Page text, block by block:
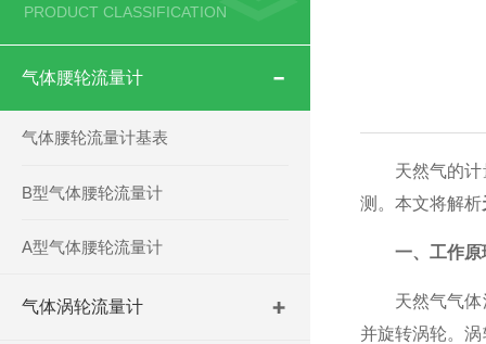
PRODUCT CLASSIFICATION
气体腰轮流量计
气体腰轮流量计基表
B型气体腰轮流量计
A型气体腰轮流量计
气体涡轮流量计
天然气的计量
测。本文将解析
一、工作原
天然气气体涡
并旋转涡轮。